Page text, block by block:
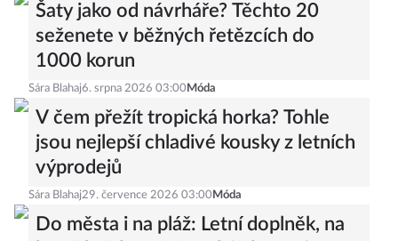
Šaty jako od návrháře? Těchto 20
seženete v běžných řetězcích do
1000 korun
Sára Blahaj6. srpna 2026 03:00 Móda
V čem přežít tropická horka? Tohle
jsou nejlepší chladivé kousky z letních
výprodejů
Sára Blahaj29. července 2026 03:00 Móda
Do města i na pláž: Letní doplněk, na